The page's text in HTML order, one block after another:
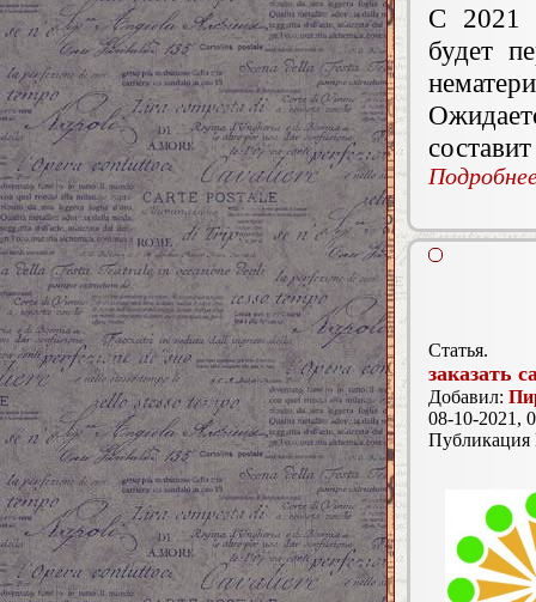
С 2021
будет
Статья.
заказать
Добавил:
08-10-2021,